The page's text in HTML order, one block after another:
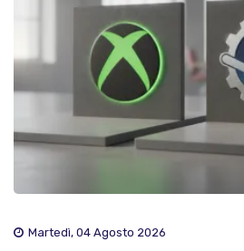
Martedì, 04 Agosto 2026